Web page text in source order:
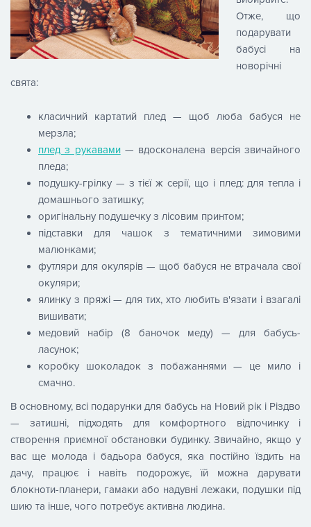
Отже, що
подарувати
бабусі на
новорічні
свята:
класичний картатий плед — щоб люба бабуся не
мерзла;
плед з рукавами— вдосконалена версія звичайного
пледа;
подушку-грілку — з тієї ж серії, що і плед: для тепла і
домашнього затишку;
оригінальну подушечку з лісовим принтом;
підставки для чашок з тематичними зимовими
малюнками;
футляри для окулярів — щоб бабуся не втрачала свої
окуляри;
ялинку з пряжі — для тих, хто любить в'язати і взагалі
вишивати;
медовий набір (8 баночок меду) — для бабусь-
ласунок;
коробку шоколадок з побажаннями — це мило і
смачно.
В основному, всі подарунки для бабусь на Новий рік і Різдво
— затишні, підходять для комфортного відпочинку і
створення приємної обстановки будинку. Звичайно, якщо у
вас ще молода і бадьора бабуся, яка постійно їздить на
дачу, працює і навіть подорожує, їй можна дарувати
блокноти-планери, гамаки або надувні лежаки, подушки під
шию та інше, чого потребує активна людина.